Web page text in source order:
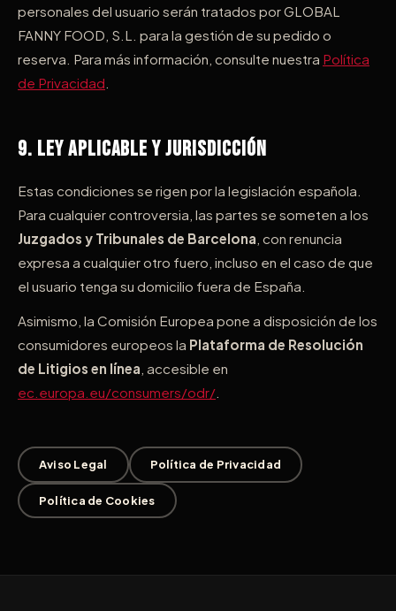
personales del usuario serán tratados por GLOBAL
FANNY FOOD, S.L. para la gestión de su pedido o
reserva. Para más información, consulte nuestra Política
de Privacidad
9. Ley Aplicable y Jurisdicción
Estas condiciones se rigen por la legislación española.
Para cualquier controversia, las partes se someten a los
Juzgados y Tribunales de Barcelona , con renuncia
expresa a cualquier otro fuero, incluso en el caso de que
el usuario tenga su domicilio fuera de España.
Asimismo, la Comisión Europea pone a disposición de los
consumidores europeos la Plataforma de Resolución
de Litigios en línea , accesible en
ec.europa.eu/consumers/odr/
Aviso Legal Política de Privacidad
Política de Cookies